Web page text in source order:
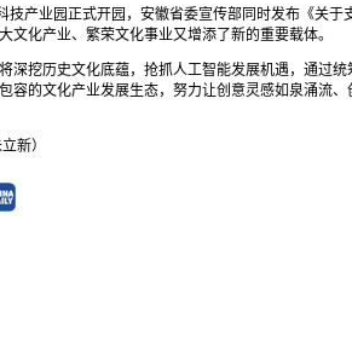
技产业园正式开园，安徽省委宣传部同时发布《关于
文化产业、繁荣文化事业又增添了新的重要载体。
深挖历史文化底蕴，抢抓人工智能发展机遇，通过
容的文化产业发展生态，努力让创意灵感如泉涌流
新）